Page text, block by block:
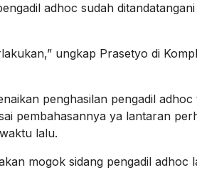
adhoc sudah
ungkap Prasetyo di
penghasilan pengadil adhoc
pembahasannya ya lantaran
lalu.
mogok sidang pengadil adhoc